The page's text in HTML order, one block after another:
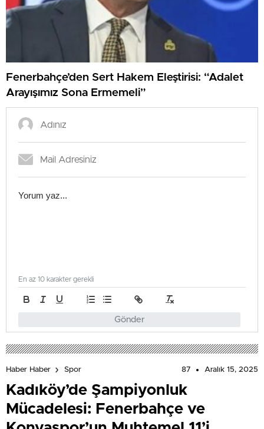
Fenerbahçe’den Sert Hakem Eleştirisi: “Adalet
Arayışımız Sona Ermemeli”
Gönder
En az 10 karakter gerekli
Haber Haber Spor 87 Aralık 15, 2025
Kadıköy’de Şampiyonluk
Mücadelesi: Fenerbahçe ve